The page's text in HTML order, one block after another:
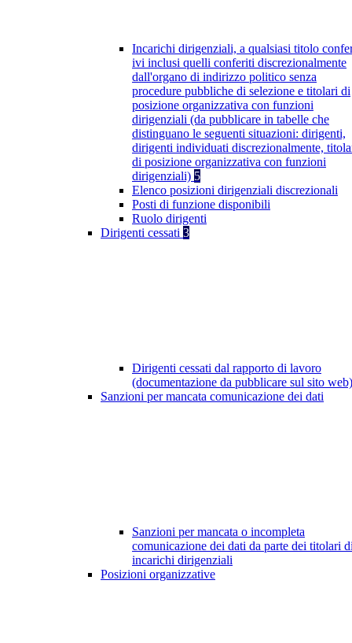
Incarichi dirigenziali, a qualsiasi titolo
ivi inclusi quelli conferiti discrezionalmente
dall'organo di indirizzo politico senza
procedure pubbliche di selezione e titolari di
posizione organizzativa con funzioni
dirigenziali (da pubblicare in tabelle che
distinguano le seguenti situazioni: dirigenti,
dirigenti individuati discrezionalmente,
di posizione organizzativa con funzioni
dirigenziali) 5
Elenco posizioni dirigenziali discrezionali
Posti di funzione disponibili
Ruolo dirigenti
Dirigenti cessati 3
Dirigenti cessati dal rapporto di lavoro
(documentazione da pubblicare sul sito
Sanzioni per mancata comunicazione dei dati
Sanzioni per mancata o incompleta
comunicazione dei dati da parte dei titolari
incarichi dirigenziali
Posizioni organizzative